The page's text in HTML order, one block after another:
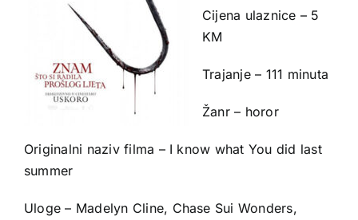
Cijena ulaznice – 5
KM
Trajanje – 111 minuta
Žanr – horor
Originalni naziv filma – I know what You did last
summer
Uloge – Madelyn Cline, Chase Sui Wonders,